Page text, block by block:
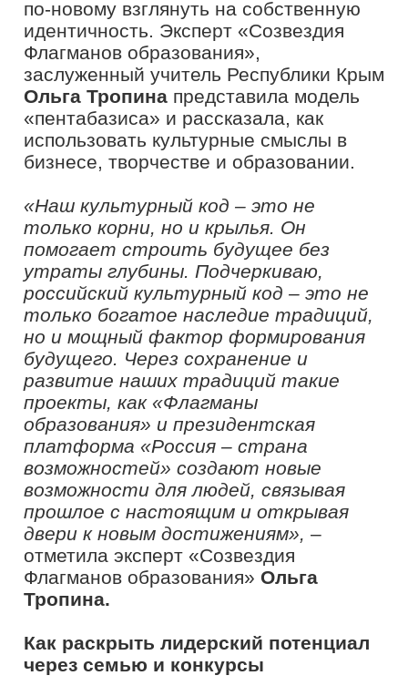
«Лидерство – это, прежде всего,
ответственность за людей. Тот,
кто берёт на себя такую роль,
думает не только о собственных
достижениях, но и помогает другим
найти своё направление. Проект
«Флагманы образования» даёт
участникам инструменты для такого
роста, а «Таврида» становится
площадкой, где рождаются новые
– считает эксперт «Созвездия
Флагманов образования»Тамара
Замесова.
Искусство как путь к развитию и
гармонии
На лекции «Пайдейя: от увлечения к
вовлечению» старший координатор
проекта «Флагманы образования»
Сергей Михайловподелился опытом
работы с образовательным арт-
проектом и показал, как искусство
помогает участникам находить свои
сильные стороны, смыслы и
жизненные ориентиры.
«Искусство – это энергия, которая
становится направляющей силой. Мы
даём людям инструменты, чтобы
это стало их реальностью»,–
рассказал старший координатор
проекта «Флагманы образования»
Сергей Михайлов.
открыли новые тематические
конкурсные треки для педагогов,
управленцев и студентов. Проект